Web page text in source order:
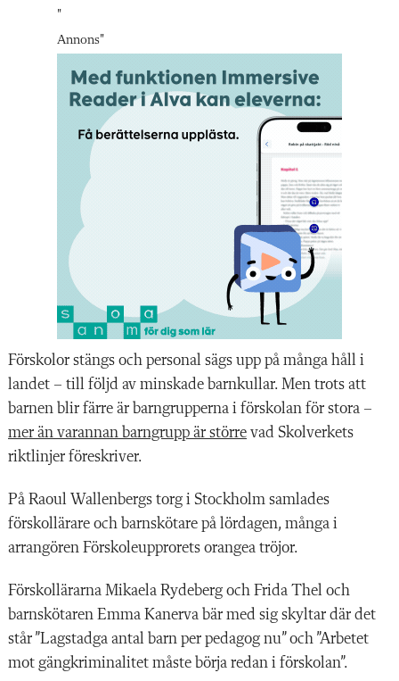
"
Annons"
Förskolor stängs och personal sägs upp på många håll i
landet – till följd av minskade barnkullar. Men trots att
barnen blir färre är barngrupperna i förskolan för stora –
mer än varannan barngrupp är större vad Skolverkets
riktlinjer föreskriver.
På Raoul Wallenbergs torg i Stockholm samlades
förskollärare och barnskötare på lördagen, många i
arrangören Förskoleupprorets orangea tröjor.
Förskollärarna Mikaela Rydeberg och Frida Thel och
barnskötaren Emma Kanerva bär med sig skyltar där det
står ”Lagstadga antal barn per pedagog nu” och ”Arbetet
mot gängkriminalitet måste börja redan i förskolan”.